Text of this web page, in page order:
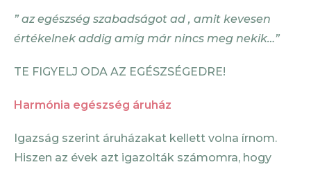
” az egészség szabadságot ad , amit kevesen
értékelnek addig amíg már nincs meg nekik…”
TE FIGYELJ ODA AZ EGÉSZSÉGEDRE!
Harmónia egészség áruház
Igazság szerint áruházakat kellett volna írnom.
Hiszen az évek azt igazolták számomra, hogy